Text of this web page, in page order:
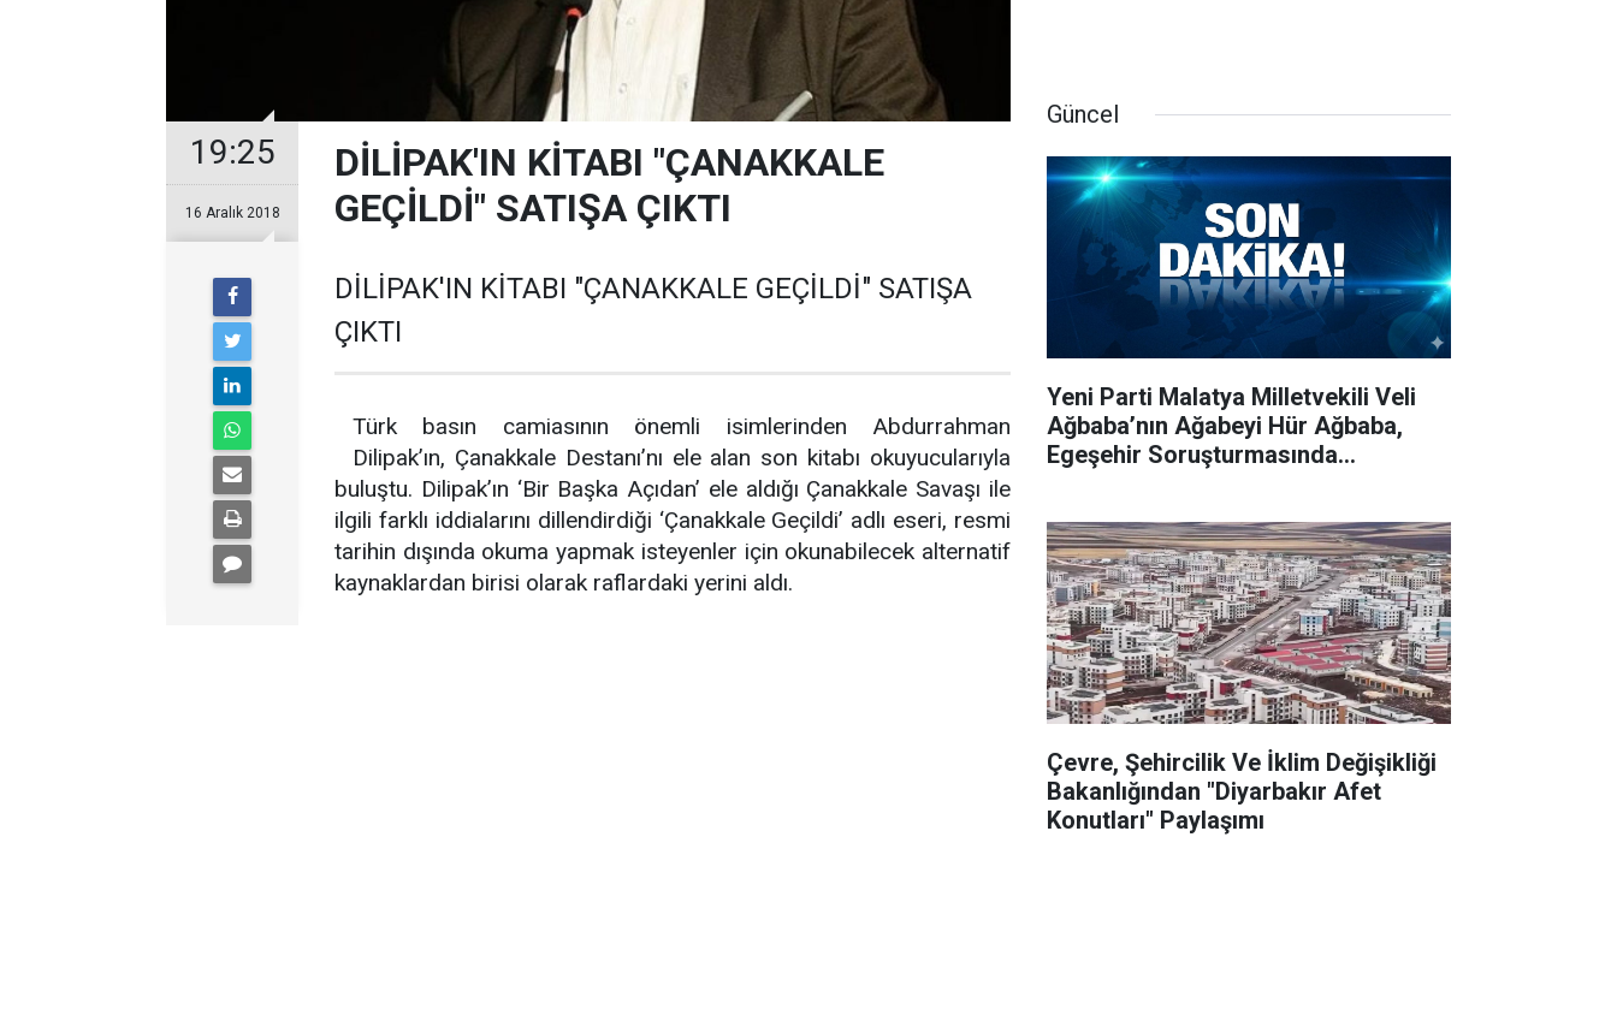
19:25
16 Aralık 2018
DİLİPAK'IN KİTABI "ÇANAKKALE
GEÇİLDİ" SATIŞA ÇIKTI
DİLİPAK'IN KİTABI "ÇANAKKALE GEÇİLDİ" SATIŞA
ÇIKTI
Türk basın camiasının önemli isimlerinden Abdurrahman
Dilipak’ın, Çanakkale Destanı’nı ele alan son kitabı okuyucularıyla
buluştu. Dilipak’ın ‘Bir Başka Açıdan’ ele aldığı Çanakkale Savaşı ile
ilgili farklı iddialarını dillendirdiği ‘Çanakkale Geçildi’ adlı eseri, resmi
tarihin dışında okuma yapmak isteyenler için okunabilecek alternatif
kaynaklardan birisi olarak raflardaki yerini aldı.
Güncel
Yeni Parti Malatya Milletvekili Veli
Ağbaba’nın Ağabeyi Hür Ağbaba,
Egeşehir Soruşturmasında
Çevre, Şehircilik Ve İklim Değişikliği
Bakanlığından "Diyarbakır Afet
Konutları" Paylaşımı